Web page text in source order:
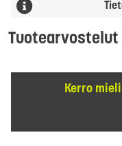
Tuotearvostelut
Kerro